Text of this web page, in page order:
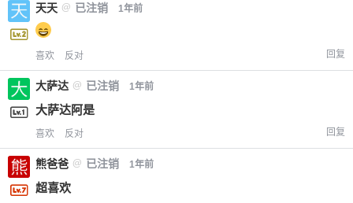
天天 @ 已注销 1年前
喜欢 反对 回复
大萨达 @ 已注销 1年前
大萨达阿是
喜欢 反对 回复
熊爸爸 @ 已注销 1年前
超喜欢